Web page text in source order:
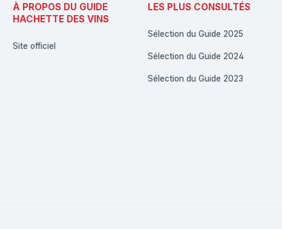
À PROPOS DU GUIDE
HACHETTE DES VINS
Site officiel
LES PLUS CONSULTÉS
Sélection du Guide 2025
Sélection du Guide 2024
Sélection du Guide 2023